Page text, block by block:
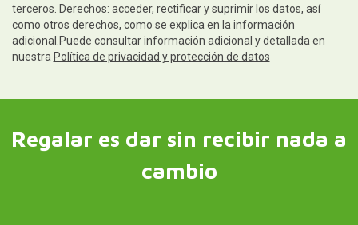
terceros. Derechos: acceder, rectificar y suprimir los datos, así
como otros derechos, como se explica en la información
adicional.Puede consultar información adicional y detallada en
nuestra Política de privacidad y protección de datos
Regalar es dar sin recibir nada a
cambio